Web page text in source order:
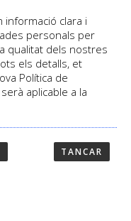
Cultural Cetres.
informació clara i
personals per
qualitat dels nostres
els detalls, et
Política de
aplicable a la
TANCAR